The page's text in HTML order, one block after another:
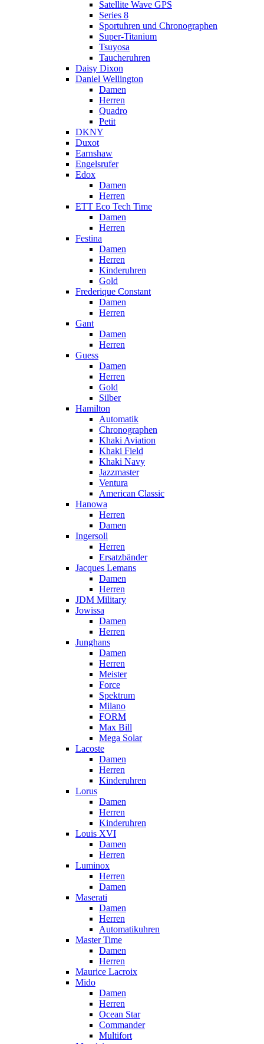
Satellite Wave GPS
Series 8
Sportuhren und Chronographen
Super-Titanium
Tsuyosa
Taucheruhren
Daisy Dixon
Daniel Wellington
Damen
Herren
Quadro
Petit
DKNY
Duxot
Earnshaw
Engelsrufer
Edox
Damen
Herren
ETT Eco Tech Time
Damen
Herren
Festina
Damen
Herren
Kinderuhren
Gold
Frederique Constant
Damen
Herren
Gant
Damen
Herren
Guess
Damen
Herren
Gold
Silber
Hamilton
Automatik
Chronographen
Khaki Aviation
Khaki Field
Khaki Navy
Jazzmaster
Ventura
American Classic
Hanowa
Herren
Damen
Ingersoll
Herren
Ersatzbänder
Jacques Lemans
Damen
Herren
JDM Military
Jowissa
Damen
Herren
Junghans
Damen
Herren
Meister
Force
Spektrum
Milano
FORM
Max Bill
Mega Solar
Lacoste
Damen
Herren
Kinderuhren
Lorus
Damen
Herren
Kinderuhren
Louis XVI
Damen
Herren
Luminox
Herren
Damen
Maserati
Damen
Herren
Automatikuhren
Master Time
Damen
Herren
Maurice Lacroix
Mido
Damen
Herren
Ocean Star
Commander
Multifort